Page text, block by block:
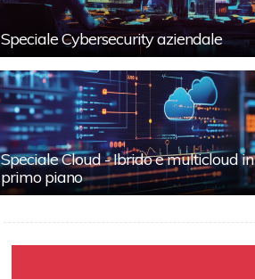
Speciale Cybersecurity aziendale
Speciale Cloud - Ibrido e multicloud in
primo piano